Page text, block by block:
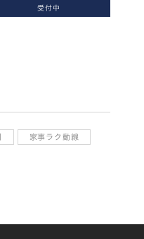
受付中
家事ラク動線